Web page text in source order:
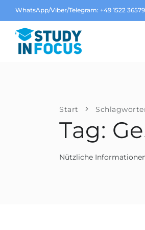
WhatsApp/Viber/Telegram: +49 1522
Start
Tag:
Nützliche